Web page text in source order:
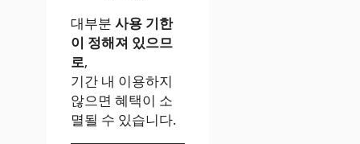
대부분 사용 기한
이 정해져 있으므
로,
기간 내 이용하지
않으면 혜택이 소
멸될 수 있습니다.